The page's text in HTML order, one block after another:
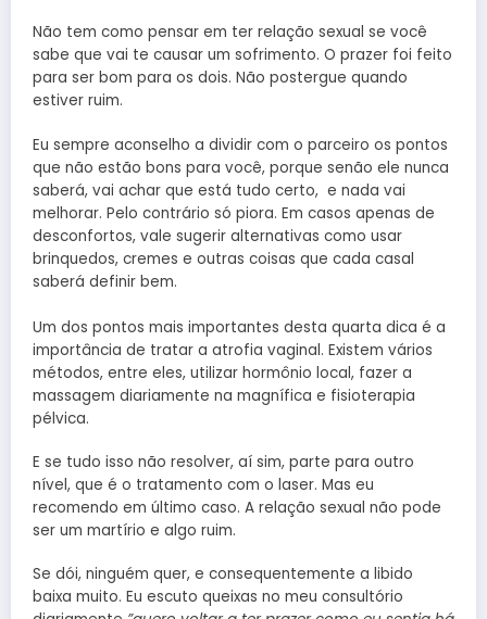
Não tem como pensar em ter relação sexual se você
sabe que vai te causar um sofrimento. O prazer foi feito
para ser bom para os dois. Não postergue quando
estiver ruim.
Eu sempre aconselho a dividir com o parceiro os pontos
que não estão bons para você, porque senão ele nunca
saberá, vai achar que está tudo certo, e nada vai
melhorar. Pelo contrário só piora. Em casos apenas de
desconfortos, vale sugerir alternativas como usar
brinquedos, cremes e outras coisas que cada casal
saberá definir bem.
Um dos pontos mais importantes desta quarta dica é a
importância de tratar a atrofia vaginal. Existem vários
métodos, entre eles, utilizar hormônio local, fazer a
massagem diariamente na magnífica e fisioterapia
pélvica.
E se tudo isso não resolver, aí sim, parte para outro
nível, que é o tratamento com o laser. Mas eu
recomendo em último caso. A relação sexual não pode
ser um martírio e algo ruim.
Se dói, ninguém quer, e consequentemente a libido
baixa muito. Eu escuto queixas no meu consultório